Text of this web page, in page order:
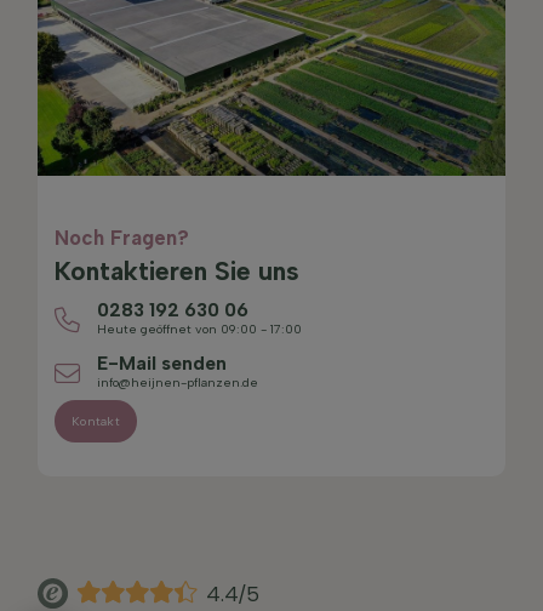
Noch Fragen?
Kontaktieren Sie uns
0283 192 630 06
Heute geöffnet von 09:00 - 17:00
E-Mail senden
info@heijnen-pflanzen.de
Kontakt
4.4/5